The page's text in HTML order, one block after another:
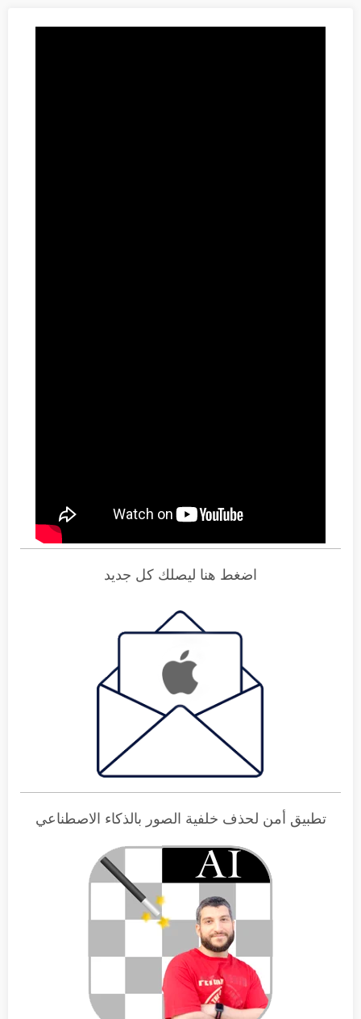
اضغط هنا ليصلك كل جديد
تطبيق أمن لحذف خلفية الصور بالذكاء الاصطناعي